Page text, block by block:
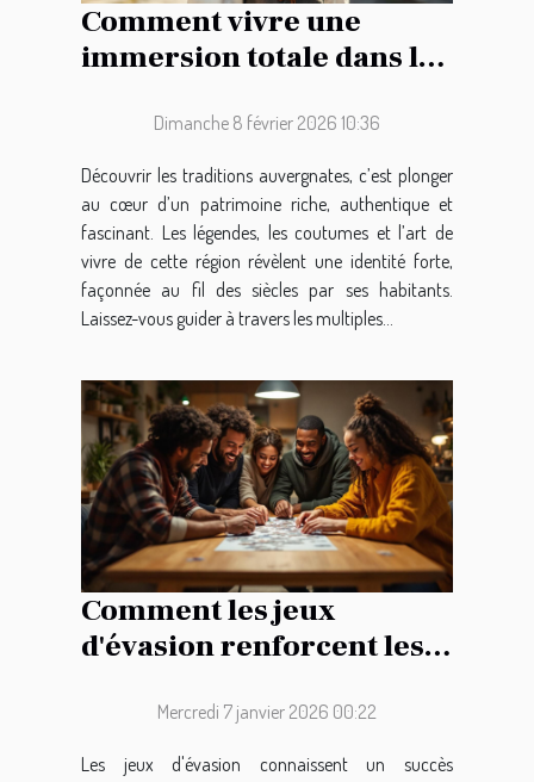
Comment vivre une
immersion totale dans les
Dimanche 8 février 2026 10:36
Découvrir les traditions auvergnates, c’est plonger
au cœur d’un patrimoine riche, authentique et
fascinant. Les légendes, les coutumes et l’art de
vivre de cette région révèlent une identité forte,
façonnée au fil des siècles par ses habitants.
Laissez-vous guider à travers les multiples...
Comment les jeux
d'évasion renforcent les
Mercredi 7 janvier 2026 00:22
Les jeux d'évasion connaissent un succès